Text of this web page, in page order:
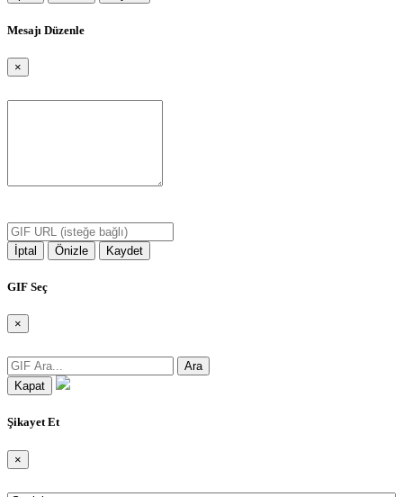
Mesajı Düzenle
×
İptal Önizle Kaydet
GIF Seç
×
Ara
Kapat
Şikayet Et
×